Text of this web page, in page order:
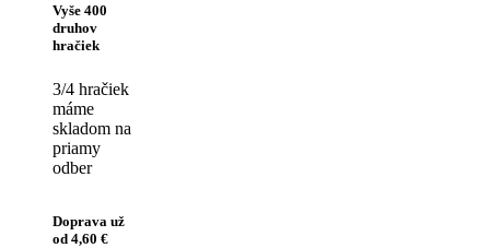
Vyše 400
druhov
hračiek
3/4 hračiek
máme
skladom na
priamy
odber
Doprava už
od 4,60 €